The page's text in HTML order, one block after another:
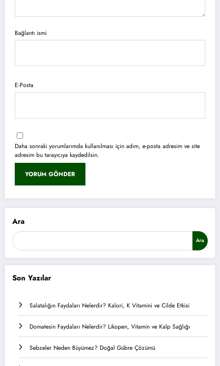
Bağlantı ismi
E-Posta
Daha sonraki yorumlarımda kullanılması için adım, e-posta adresim ve site
adresim bu tarayıcıya kaydedilsin.
Ara
Ara
Son Yazılar
Salatalığın Faydaları Nelerdir? Kalori, K Vitamini ve Cilde Etkisi
Domatesin Faydaları Nelerdir? Likopen, Vitamin ve Kalp Sağlığı
Sebzeler Neden Büyümez? Doğal Gübre Çözümü